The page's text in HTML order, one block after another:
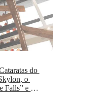
do
o
Falls” e